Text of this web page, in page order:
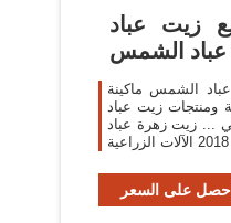
زيت عباد
عباد الشمس
الشمس ماكينة
ومنتجات زيت عباد
... زيت زهرة عباد
على السعر